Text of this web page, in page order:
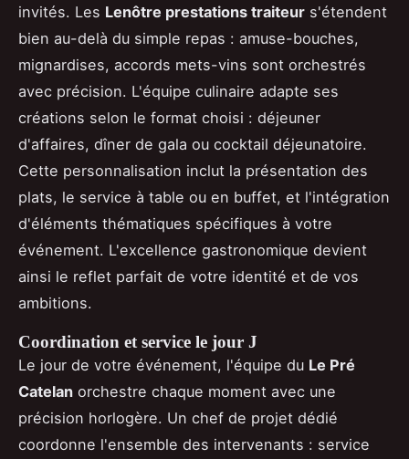
invités. Les Lenôtre prestations traiteur s'étendent
bien au-delà du simple repas : amuse-bouches,
mignardises, accords mets-vins sont orchestrés
avec précision. L'équipe culinaire adapte ses
créations selon le format choisi : déjeuner
d'affaires, dîner de gala ou cocktail déjeunatoire.
Cette personnalisation inclut la présentation des
plats, le service à table ou en buffet, et l'intégration
d'éléments thématiques spécifiques à votre
événement. L'excellence gastronomique devient
ainsi le reflet parfait de votre identité et de vos
ambitions.
Coordination et service le jour J
Le jour de votre événement, l'équipe du Le Pré
Catelan orchestre chaque moment avec une
précision horlogère. Un chef de projet dédié
coordonne l'ensemble des intervenants : service